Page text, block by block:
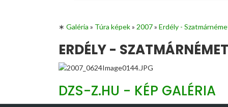
∗ Galéria » Túra képek» 2007» Erdély -
ERDÉLY -
DZS-Z.HU - KÉP GALÉRIA